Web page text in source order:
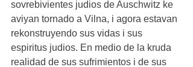
sovrebivientes judios de Auschwitz ke
aviyan tornado a Vilna, i agora estavan
rekonstruyendo sus vidas i sus
espiritus judios. En medio de la kruda
realidad de sus sufrimientos i de sus